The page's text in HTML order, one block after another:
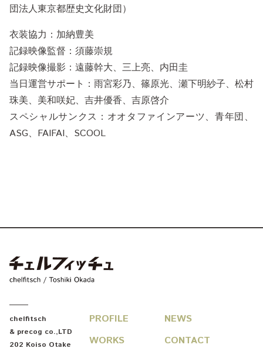
団法人東京都歴史文化財団）
衣装協力：加納豊美
記録映像監督：須藤崇規
記録映像撮影：遠藤幹大、三上亮、内田圭
当日運営サポート：雨宮彩乃、篠原光、瀬下明紗子、松村
珠美、美和咲妃、吉井優香、吉原啓介
スペシャルサンクス：オオタファインアーツ、青年団、
ASG、FAIFAI、SCOOL
chelfitsch
& precog co.,LTD
202 Koiso Otake
PROFILE
NEWS
WORKS
CONTACT